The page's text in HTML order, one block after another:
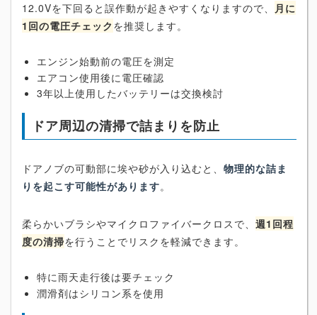
12.0Vを下回ると誤作動が起きやすくなりますので、 月に
1回の電圧チェック を推奨します。
エンジン始動前の電圧を測定
エアコン使用後に電圧確認
3年以上使用したバッテリーは交換検討
ドア周辺の清掃で詰まりを防止
ドアノブの可動部に埃や砂が入り込むと、 物理的な詰ま
りを起こす可能性があります。
柔らかいブラシやマイクロファイバークロスで、 週1回程
度の清掃を行うことでリスクを軽減できます。
特に雨天走行後は要チェック
潤滑剤はシリコン系を使用